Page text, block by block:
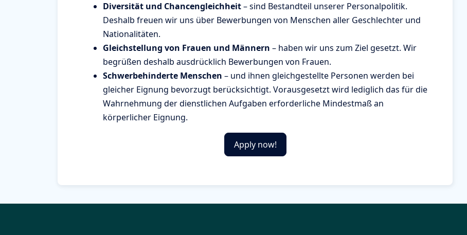
Diversität und Chancengleichheit– sind Bestandteil unserer Personalpolitik.
Deshalb freuen wir uns über Bewerbungen von Menschen aller Geschlechter und
Nationalitäten.
Gleichstellung von Frauen und Männern – haben wir uns zum Ziel gesetzt. Wir
begrüßen deshalb ausdrücklich Bewerbungen von Frauen.
Schwerbehinderte Menschen – und ihnen gleichgestellte Personen werden bei
gleicher Eignung bevorzugt berücksichtigt. Vorausgesetzt wird lediglich das für die
Wahrnehmung der dienstlichen Aufgaben erforderliche Mindestmaß an
körperlicher Eignung.
Apply now!